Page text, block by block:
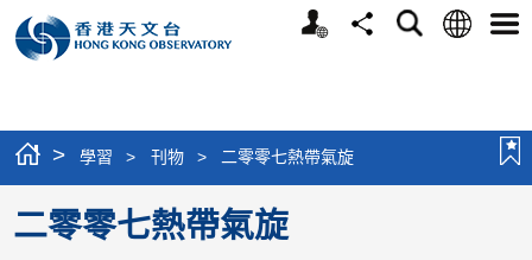
個
分
搜
語
選
> 學習 > 刊物 > 二零零七熱帶氣旋
二零零七熱帶氣旋